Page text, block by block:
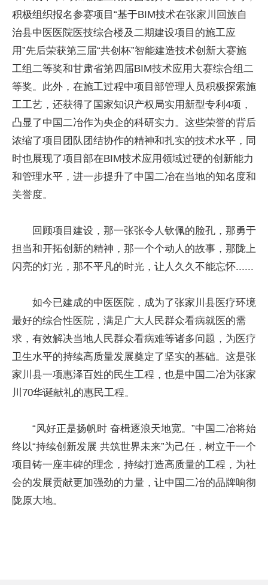
积极组织报名参赛项目“基于BIM技术在张家川回族自
治县中医医院医技综合楼及二期建设项目的施工应
用”先后荣获第三届“共创杯”智能建造技术创新大赛施
工组二等奖和甘肃省第四届BIM技术应用大赛综合组二
等奖。此外，在施工过程中项目部管理人员积极探索施
工工艺，还获得了国家知识产权局实用新型专利4项，
凸显了中国二冶作为央企的科研实力。这些荣誉的背后
浓缩了项目团队团结协作的精神和扎实的技术水平，同
时也展现了项目部在BIM技术应用领域过硬的创新能力
和管理水平，进一步提升了中国二冶在当地的知名度和
美誉度。
回顾项目建设，那一张张令人钦佩的脸孔，那勇于
担当和开拓创新的精神，那一个个动人的故事，那陇上
闪亮的灯光，那不平凡的时光，让人久久不能忘怀......
如今已建成的中医医院，成为了张家川县医疗环境
最好的综合性医院，满足广大人民群众看病就医的需
求，有效解决当地人民群众看病难等诸多问题，为医疗
卫生水平的持续高质量发展奠定了坚实的基础。这是张
家川县一项惠泽百姓的民生工程，也是中国二冶为张家
川70华诞献礼的惠民工程。
“风好正是扬帆时 奋楫逐浪天地宽。”中国二冶将始
终以“持续创新发展 共筑世界未来”为己任，树立干一个
项目铸一座丰碑的理念，持续打造高质量的工程，为社
会的发展贡献更加强劲的力量，让中国二冶的品牌响彻
陇原大地。